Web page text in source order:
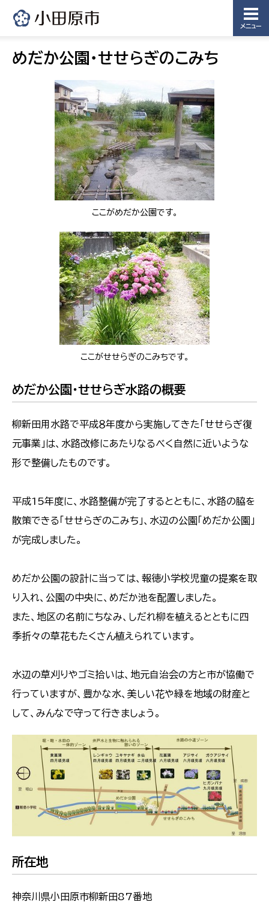
メニュー
めだか公園・せせらぎのこみち
ここがめだか公園です。
ここがせせらぎのこみちです。
めだか公園・せせらぎ水路の概要
柳新田用水路で平成８年度から実施してきた「せせらぎ復
元事業」は、水路改修にあたりなるべく自然に近いような
形で整備したものです。
平成15年度に、水路整備が完了するとともに、水路の脇を
散策できる「せせらぎのこみち」、水辺の公園「めだか公園」
が完成しました。
めだか公園の設計に当っては、報徳小学校児童の提案を取
り入れ、公園の中央に、めだか池を配置しました。
また、地区の名前にちなみ、しだれ柳を植えるとともに四
季折々の草花もたくさん植えられています。
水辺の草刈りやゴミ拾いは、地元自治会の方と市が協働で
行っていますが、豊かな水、美しい花や緑を地域の財産と
して、みんなで守って行きましょう。
所在地
神奈川県小田原市柳新田87番地